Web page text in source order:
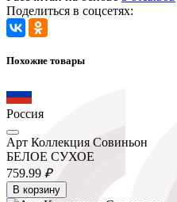
Поделиться в соцсетях:
Похожие товары
Россия
Арт Коллекция Совиньон
БЕЛОЕ СУХОЕ
759.99 ₽
В корзину